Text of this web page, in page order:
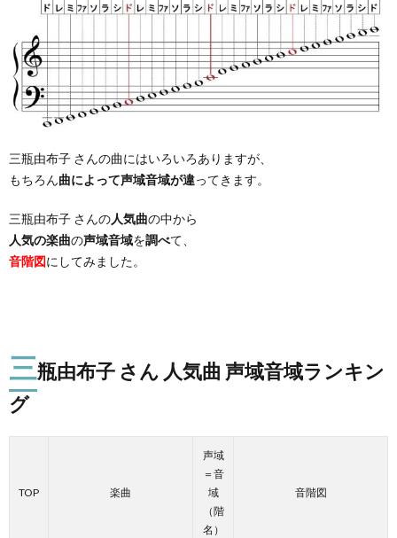
三瓶由布子 さんの曲にはいろいろありますが、
もちろん曲によって声域音域が違ってきます。
三瓶由布子 さんの人気曲の中から
人気の楽曲の声域音域を調べて、
音階図にしてみました。
三瓶由布子 さん 人気曲 声域音域ランキン
グ
TOP 楽曲
声域
＝音
域
（階
名）
音階図